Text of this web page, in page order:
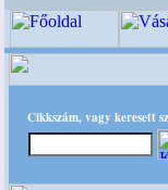
Cikkszám, vagy keresett